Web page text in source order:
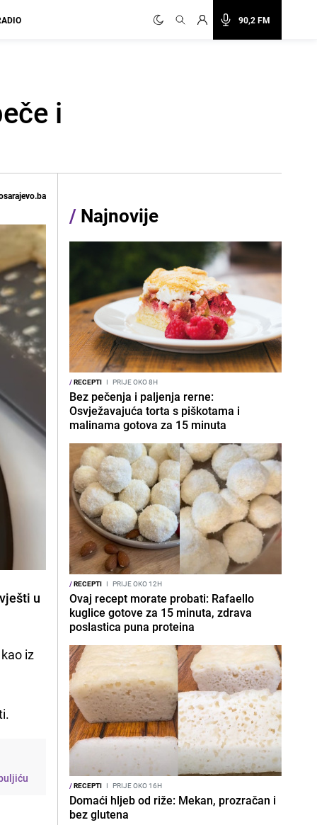
90,2 FM
i
u
iz
/ Najnovije
/RECEPTI I PRIJE OKO 8H
Bez pečenja i paljenja rerne:
Osvježavajuća torta s piškotama i
malinama gotova za 15 minuta
/RECEPTI I PRIJE OKO 12H
Ovaj recept morate probati: Rafaello
kuglice gotove za 15 minuta, zdrava
poslastica puna proteina
/RECEPTI I PRIJE OKO 16H
Domaći hljeb od riže: Mekan, prozračan i
bez glutena